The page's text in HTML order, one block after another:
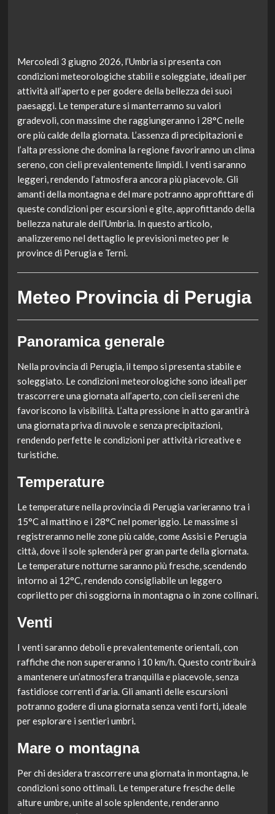
Mercoledì 3 giugno 2026, l’Umbria si presenta con
condizioni meteorologiche stabili e soleggiate, ideali per
attività all’aperto e per godere della bellezza dei suoi
paesaggi. Le temperature si manterranno su valori
gradevoli, con massime che raggiungeranno i 28°C nelle
ore più calde della giornata. L’assenza di precipitazioni e
l’alta pressione che domina la regione favoriranno un clima
sereno, con cieli prevalentemente limpidi. I venti saranno
leggeri, rendendo l’atmosfera ancora più piacevole. Gli
amanti della montagna e del mare potranno approfittare di
queste condizioni per escursioni e gite, approfittando della
bellezza naturale dell’Umbria. In questo articolo,
analizzeremo nel dettaglio le previsioni meteo per le
province di Perugia e Terni.
Meteo Provincia di Perugia
Panoramica generale
Nella provincia di Perugia, il tempo si presenta stabile e
soleggiato. Le condizioni meteorologiche sono ideali per
trascorrere una giornata all’aperto, con cieli sereni che
favoriscono la visibilità. L’alta pressione in atto garantirà
una giornata priva di nuvole e senza precipitazioni,
rendendo perfette le condizioni per attività ricreative e
turistiche.
Temperature
Le temperature nella provincia di Perugia varieranno tra i
15°C al mattino e i 28°C nel pomeriggio. Le massime si
registreranno nelle zone più calde, come Assisi e Perugia
città, dove il sole splenderà per gran parte della giornata.
Le temperature notturne saranno più fresche, scendendo
intorno ai 12°C, rendendo consigliabile un leggero
copriletto per chi soggiorna in montagna o in zone collinari.
Venti
I venti saranno deboli e prevalentemente orientali, con
raffiche che non supereranno i 10 km/h. Questo contribuirà
a mantenere un’atmosfera tranquilla e piacevole, senza
fastidiose correnti d’aria. Gli amanti delle escursioni
potranno godere di una giornata senza venti forti, ideale
per esplorare i sentieri umbri.
Mare o montagna
Per chi desidera trascorrere una giornata in montagna, le
condizioni sono ottimali. Le temperature fresche delle
alture umbre, unite al sole splendente, renderanno